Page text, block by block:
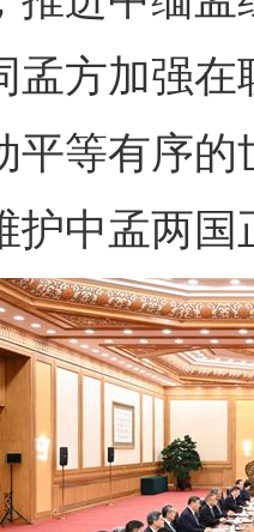
孟方加强
平等有序
护中孟两